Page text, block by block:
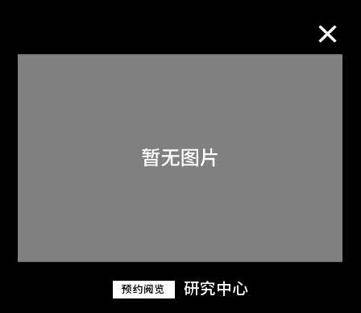
预约阅览 研究中心
关于M+藏品
探索世界顶级的二十及二十一世纪视觉